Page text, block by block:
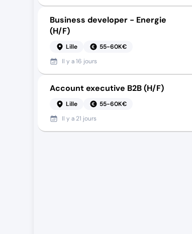
Business developer - Energie
(H/F)
Lille
55-60K€
Il y a16 jours
Account executive B2B (H/F)
Lille
55-60K€
Il y a 21 jours